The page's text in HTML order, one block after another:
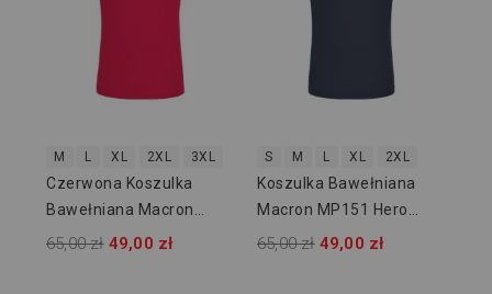
M L XL 2XL 3XL
Czerwona Koszulka
Bawełniana Macron
MP151 Hero 907302
65,00 zł 49,00 zł
S M L XL 2XL
Koszulka Bawełniana
Macron MP151 Hero
907307
65,00 zł 49,00 zł